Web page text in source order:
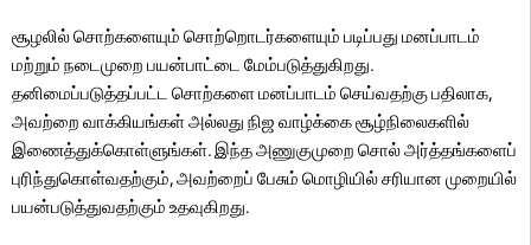
சூழலில் சொற்களையும் சொற்றொடர்களையும் படிப்பது மனப்பாடம்
மற்றும் நடைமுறை பயன்பாட்டை மேம்படுத்துகிறது.
தனிமைப்படுத்தப்பட்ட சொற்களை மனப்பாடம் செய்வதற்கு பதிலாக,
அவற்றை வாக்கியங்கள் அல்லது நிஜ வாழ்க்கை சூழ்நிலைகளில்
இணைத்துக்கொள்ளுங்கள். இந்த அணுகுமுறை சொல் அர்த்தங்களைப்
புரிந்துகொள்வதற்கும், அவற்றைப் பேசும் மொழியில் சரியான முறையில்
பயன்படுத்துவதற்கும் உதவுகிறது.